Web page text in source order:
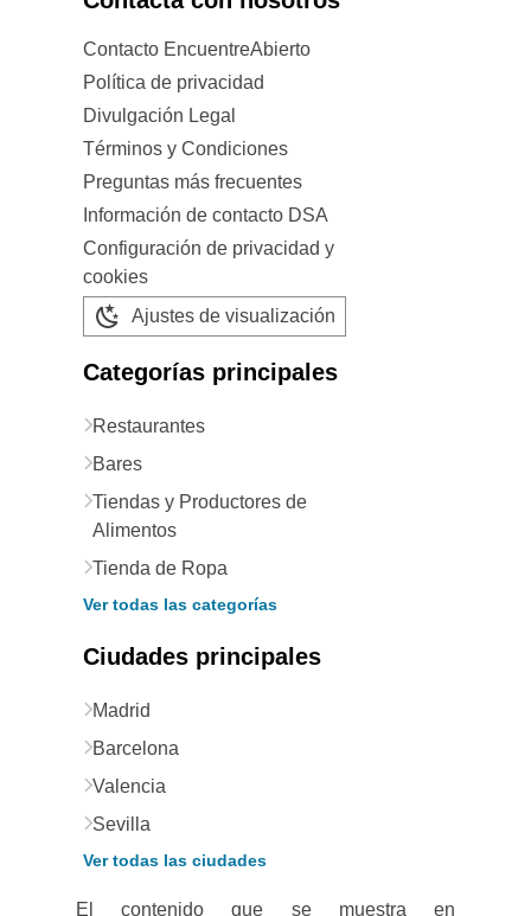
Contacto EncuentreAbierto
Política de privacidad
Divulgación Legal
Términos y Condiciones
Preguntas más frecuentes
Información de contacto DSA
Configuración de privacidad y
cookies
Ajustes de visualización
Categorías principales
Restaurantes
Bares
Tiendas y Productores de
Alimentos
Tienda de Ropa
Ver todas las categorías
Ciudades principales
Madrid
Barcelona
Valencia
Sevilla
Ver todas las ciudades
El contenido que se muestra en